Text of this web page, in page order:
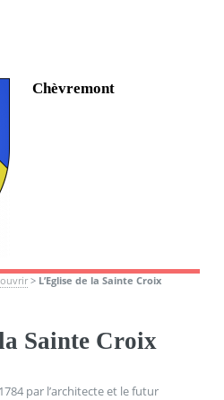
Chèvremont
> L’Eglise de la Sainte Croix
Sainte Croix
par l’architecte et le futur